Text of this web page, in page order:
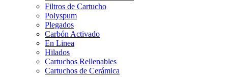
Filtros de Cartucho
Polyspum
Plegados
Carbón Activado
En Linea
Hilados
Cartuchos Rellenables
Cartuchos de Cerámica